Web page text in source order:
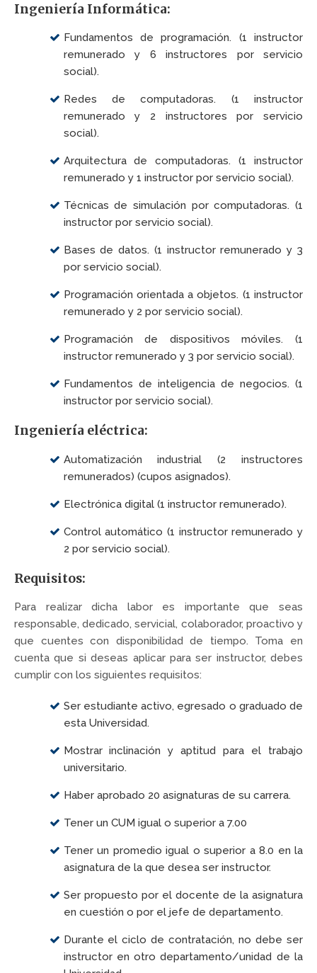
Ingeniería Informática:
Fundamentos de programación. (1 instructor
remunerado y 6 instructores por servicio
social).
Redes de computadoras. (1 instructor
remunerado y 2 instructores por servicio
social).
Arquitectura de computadoras. (1 instructor
remunerado y 1 instructor por servicio social).
Técnicas de simulación por computadoras. (1
instructor por servicio social).
Bases de datos. (1 instructor remunerado y 3
por servicio social).
Programación orientada a objetos. (1 instructor
remunerado y 2 por servicio social).
Programación de dispositivos móviles. (1
instructor remunerado y 3 por servicio social).
Fundamentos de inteligencia de negocios. (1
instructor por servicio social).
Ingeniería eléctrica:
Automatización industrial (2 instructores
remunerados) (cupos asignados).
Electrónica digital (1 instructor remunerado).
Control automático (1 instructor remunerado y
2 por servicio social).
Requisitos:
Para realizar dicha labor es importante que seas
responsable, dedicado, servicial, colaborador, proactivo y
que cuentes con disponibilidad de tiempo. Toma en
cuenta que si deseas aplicar para ser instructor, debes
cumplir con los siguientes requisitos:
Ser estudiante activo, egresado o graduado de
esta Universidad.
Mostrar inclinación y aptitud para el trabajo
universitario.
Haber aprobado 20 asignaturas de su carrera.
Tener un CUM igual o superior a 7.00
Tener un promedio igual o superior a 8.0 en la
asignatura de la que desea ser instructor.
Ser propuesto por el docente de la asignatura
en cuestión o por el jefe de departamento.
Durante el ciclo de contratación, no debe ser
instructor en otro departamento/unidad de la